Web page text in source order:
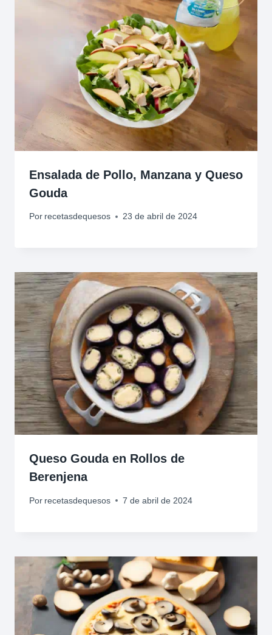
Ensalada de Pollo, Manzana y Queso
Gouda
Por recetasdequesos 23 de abril de 2024
Queso Gouda en Rollos de
Berenjena
Por recetasdequesos 7 de abril de 2024